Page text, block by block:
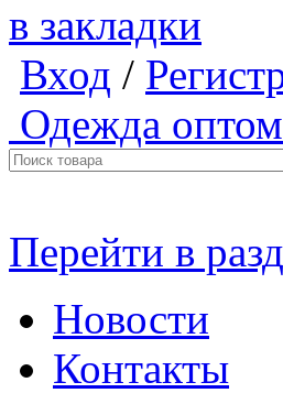
в закладки
Вход /
Одежда оптом
Перейти в
Новости
Контакты